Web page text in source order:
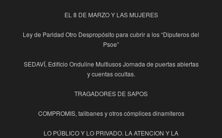
EL 8 DE MARZO Y LAS MUJERES
Ley de Paridad Otro Despropósito para cubrir a los “Diputeros del
Psoe”
SEDAVÍ, Edificio Onduline Multiusos Jornada de puertas abiertas
y cuentas ocultas.
TRAGADORES DE SAPOS
COMPROMIS, talibanes y otros cómplices dinamiteros
LO PÚBLICO Y LO PRIVADO. LA ATENCION Y LA